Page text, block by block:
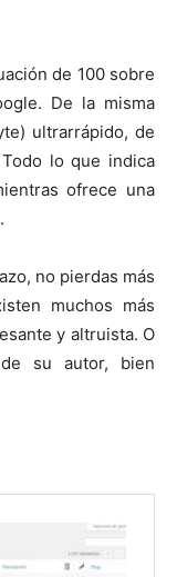
de 100 sobre
De la misma
ultrarrápido, de
lo que indica
ofrece una
no pierdas más
muchos más
y altruista. O
su autor, bien